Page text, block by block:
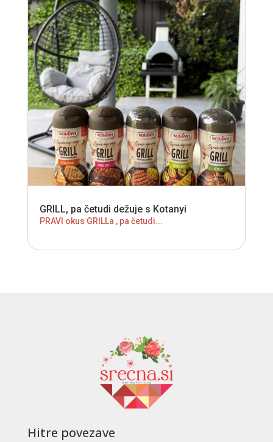
GRILL, pa četudi dežuje s Kotanyi
PRAVI okus GRILLa , pa četudi...
Hitre povezave